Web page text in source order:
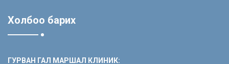
Холбоо барих
ГУРВАН ГАЛ МАРШАЛ КЛИНИК: